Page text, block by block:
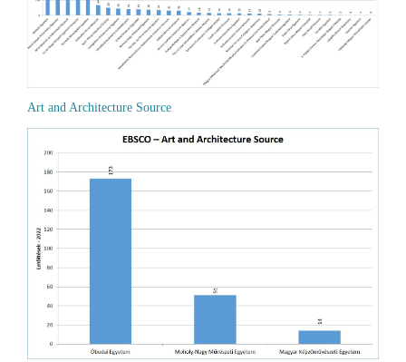
Art and Architecture Source